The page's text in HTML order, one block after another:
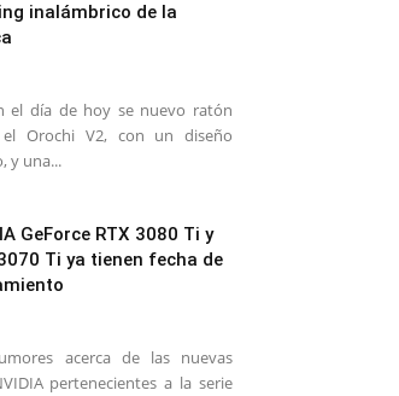
inalámbrico de la
el día de hoy se nuevo ratón
el Orochi V2, con un diseño
y una...
GeForce RTX 3080 Ti y
Ti ya tienen fecha de
acerca de las nuevas
pertenecientes a la serie